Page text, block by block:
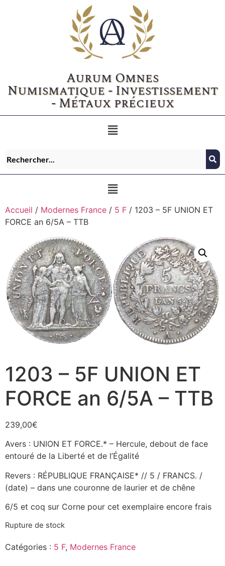
Aurum Omnes
Numismatique - Investissement
- Métaux précieux
Accueil / Modernes France / 5 F / 1203 – 5F UNION ET
FORCE an 6/5A – TTB
1203 – 5F UNION ET
FORCE an 6/5A – TTB
239,00€
Avers : UNION ET FORCE.* – Hercule, debout de face
entouré de la Liberté et de l’Égalité
Revers : RÉPUBLIQUE FRANÇAISE* // 5 / FRANCS. /
(date) – dans une couronne de laurier et de chêne
6/5 et coq sur Corne pour cet exemplaire encore frais
Rupture de stock
Catégories : 5 F, Modernes France